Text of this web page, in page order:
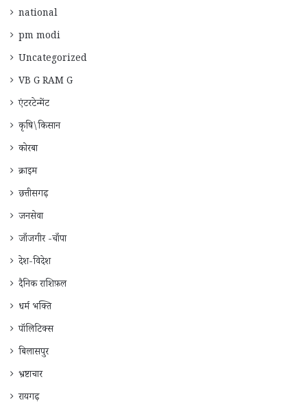
national
pm modi
Uncategorized
VB G RAM G
एंटरटेन्मेंट
कृषि\किसान
कोरबा
क्राइम
छत्तीसगढ़
जनसेवा
जाँजगीर -चाँपा
देश-विदेश
दैनिक राशिफ़ल
धर्म भक्ति
पॉलिटिक्स
बिलासपुर
भ्रष्टाचार
रायगढ़